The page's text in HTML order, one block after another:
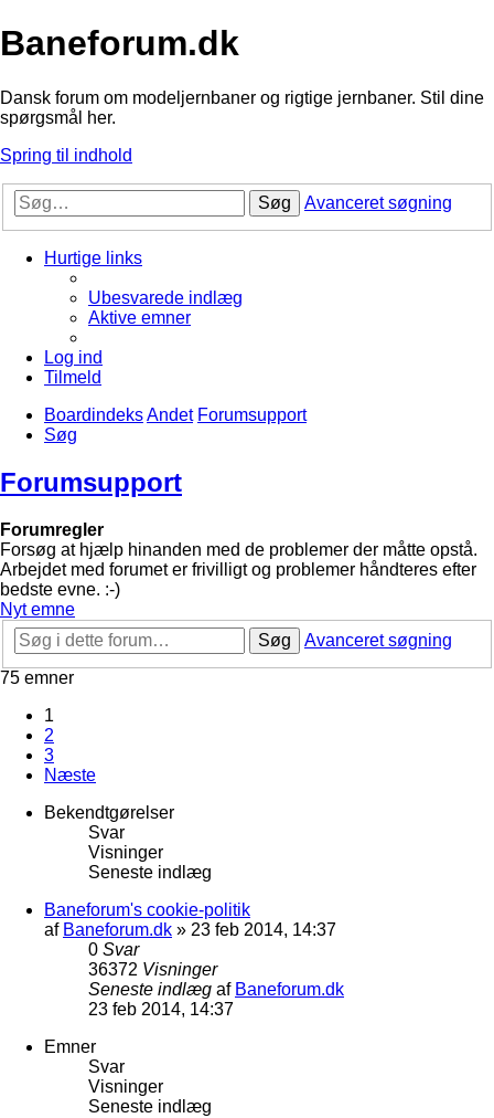
Baneforum.dk
Dansk forum om modeljernbaner og rigtige jernbaner. Stil dine
spørgsmål her.
Spring til indhold
Søg Avanceret søgning
Hurtige links
Ubesvarede indlæg
Aktive emner
Log ind
Tilmeld
BoardindeksAndet Forumsupport
Søg
Forumsupport
Forumregler
Forsøg at hjælp hinanden med de problemer der måtte opstå.
Arbejdet med forumet er frivilligt og problemer håndteres efter
bedste evne. :-)
Nyt emne
Søg
Avanceret søgning
75 emner
1
2
3
Næste
Bekendtgørelser
Svar
Visninger
Seneste indlæg
Baneforum's cookie-politik
af Baneforum.dk » 23 feb 2014, 14:37
0 Svar
36372 Visninger
Seneste indlæg af Baneforum.dk
23 feb 2014, 14:37
Emner
Svar
Visninger
Seneste indlæg